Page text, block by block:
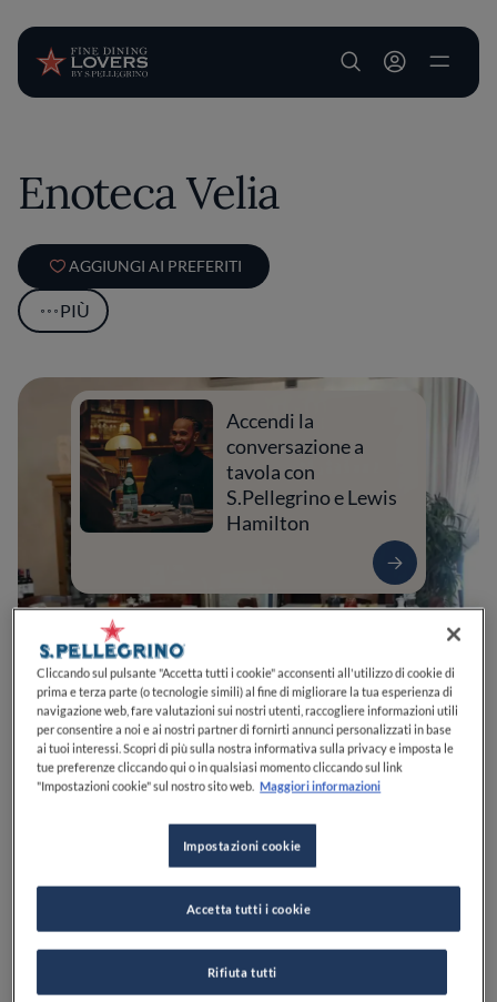
User account
Enoteca Velia
AGGIUNGI AI PREFERITI
PIÙ
0 0 0
Accendi la
conversazione a
tavola con
S.Pellegrino e Lewis
Hamilton
Via Alessandro Manzoni, 154033CarraraMSItalia
PREZZO
Cliccando sul pulsante "Accetta tutti i cookie" acconsenti all'utilizzo di cookie di
prima e terza parte (o tecnologie simili) al fine di migliorare la tua esperienza di
navigazione web, fare valutazioni sui nostri utenti, raccogliere informazioni utili
per consentire a noi e ai nostri partner di fornirti annunci personalizzati in base
ai tuoi interessi. Scopri di più sulla nostra informativa sulla privacy e imposta le
tue preferenze cliccando qui o in qualsiasi momento cliccando sul link
"Impostazioni cookie" sul nostro sito web. Maggiori informazioni
Impostazioni cookie
Rifiuta tutti
Accetta tutti i cookie